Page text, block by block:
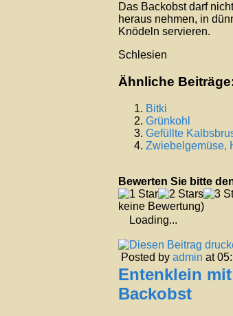
Das Backobst darf
heraus nehmen, in
Knödeln servieren.
Schlesien
Ähnliche
Bitki
Grünkohl
Gefüllte
Zwiebelgemüse,
Bewerten Sie bitte
keine Bewertung)
Loading...
Posted by admin at
Entenklein mit
Backobst